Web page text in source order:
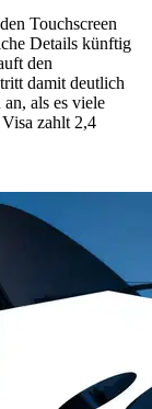
Touchscreen
Details künftig
den
damit deutlich
als es viele
zahlt 2,4